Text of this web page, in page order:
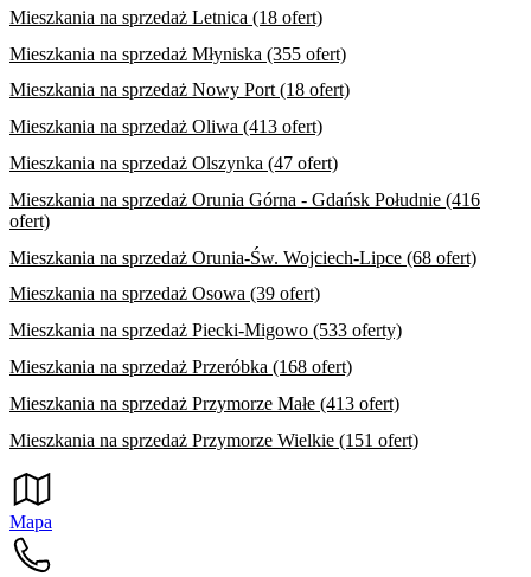
Mieszkania na sprzedaż Letnica (18 ofert)
Mieszkania na sprzedaż Młyniska (355 ofert)
Mieszkania na sprzedaż Nowy Port (18 ofert)
Mieszkania na sprzedaż Oliwa (413 ofert)
Mieszkania na sprzedaż Olszynka (47 ofert)
Mieszkania na sprzedaż Orunia Górna - Gdańsk Południe (416
ofert)
Mieszkania na sprzedaż Orunia-Św. Wojciech-Lipce (68 ofert)
Mieszkania na sprzedaż Osowa (39 ofert)
Mieszkania na sprzedaż Piecki-Migowo (533 oferty)
Mieszkania na sprzedaż Przeróbka (168 ofert)
Mieszkania na sprzedaż Przymorze Małe (413 ofert)
Mieszkania na sprzedaż Przymorze Wielkie (151 ofert)
Mapa